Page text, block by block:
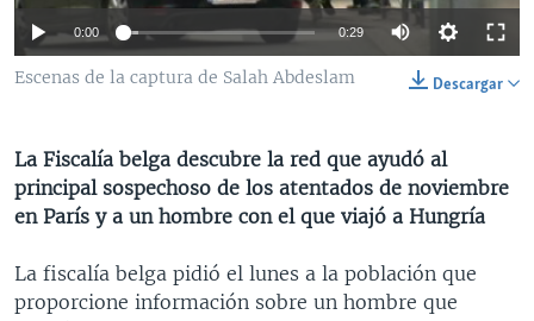
DEPORTES
CIENCIA Y SALUD
MULTIMEDIA
AUDIOS
FORO INTERAMERICANO
VISIÓN 360
LAS CLAVES
PANORAMA
AVANCE INFORMATIVO
AUDIONOTICIAS
BUENOS DÍAS AMÉRICA
ESTADOS UNIDOS AL DÍA
DIRECT
DOCUMENTALES DE LA VOA
0:00 0:29
Descargar
Escenas de la captura de Salah Abdeslam
La Fiscalía belga descubre la red que ayudó al
principal sospechoso de los atentados de noviembre
en París y a un hombre con el que viajó a Hungría
La fiscalía belga pidió el lunes a la población que
proporcione información sobre un hombre que